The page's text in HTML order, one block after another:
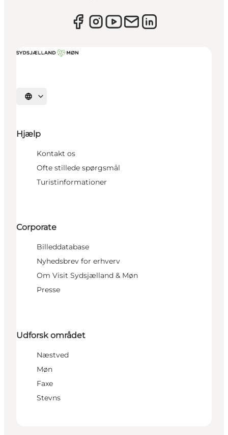
Vælg sprog
Hjælp
Kontakt os
Ofte stillede spørgsmål
Turistinformationer
Corporate
Billeddatabase
Nyhedsbrev for erhverv
Om Visit Sydsjælland & Møn
Presse
Udforsk området
Næstved
Møn
Faxe
Stevns